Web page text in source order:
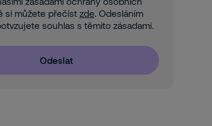
si můžete přečíst zde. Odesláním
souhlas s těmito zásadami.
Odeslat